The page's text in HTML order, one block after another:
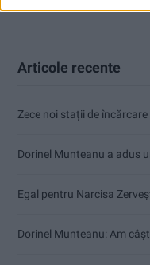
Articole recente
Zece noi stații de
Dorinel Munteanu a adus
Egal pentru Narcisa
Dorinel Munteanu: Am